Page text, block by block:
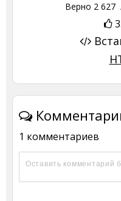
Верно 2 627/
1 комментариев